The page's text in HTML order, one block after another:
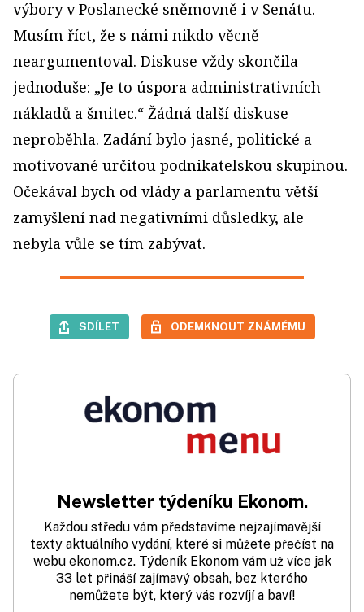
výbory v Poslanecké sněmovně i v Senátu.
Musím říct, že s námi nikdo věcně
neargumentoval. Diskuse vždy skončila
jednoduše: „Je to úspora administrativních
nákladů a šmitec.“ Žádná další diskuse
neproběhla. Zadání bylo jasné, politické a
motivované určitou podnikatelskou skupinou.
Očekával bych od vlády a parlamentu větší
zamyšlení nad negativními důsledky, ale
nebyla vůle se tím zabývat.
SDÍLET ODEMKNOUT ZNÁMÉMU
Newsletter týdeníku Ekonom.
Každou středu vám představíme nejzajímavější
texty aktuálního vydání, které si můžete přečíst na
webu ekonom.cz. Týdeník Ekonom vám už více jak
33 let přináší zajímavý obsah, bez kterého
nemůžete být, který vás rozvíjí a baví!